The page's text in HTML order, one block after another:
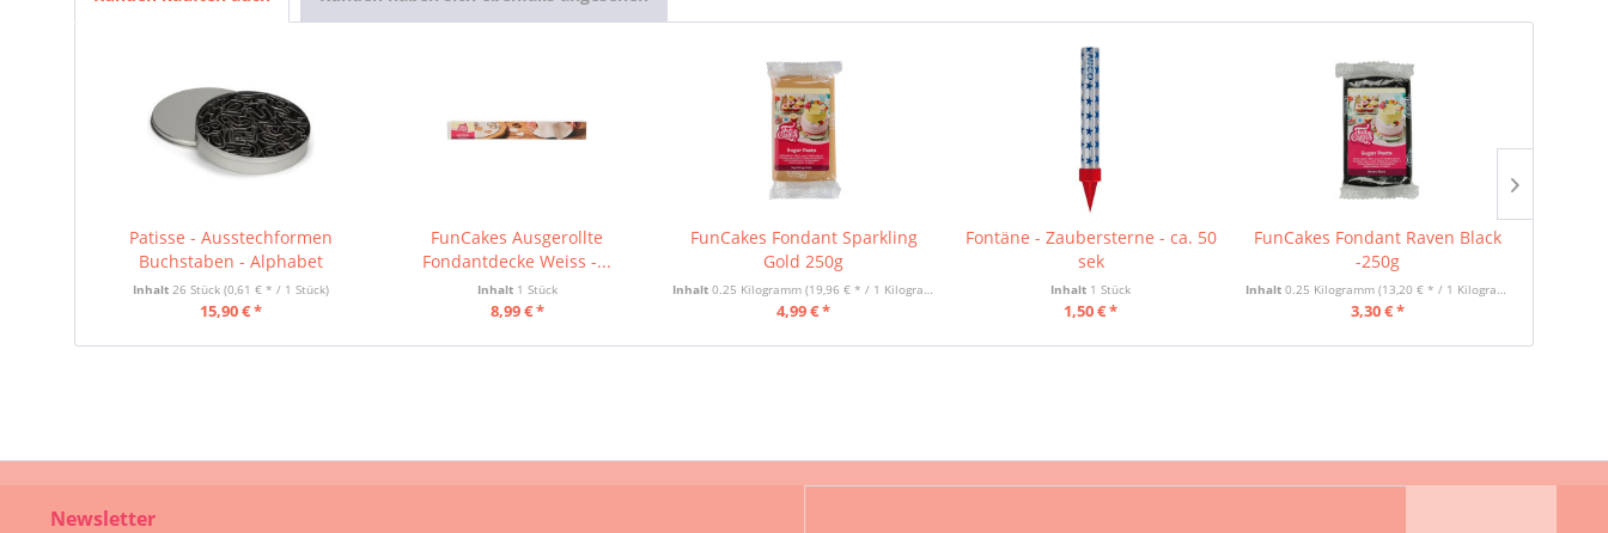
Patisse - Ausstechformen
Buchstaben - Alphabet
Inhalt 26 Stück (0,61 € * / 1 Stück)
15,90 € *
FunCakes Ausgerollte
Fondantdecke Weiss -...
Inhalt 1 Stück
8,99 € *
FunCakes Fondant Sparkling
Gold 250g
Inhalt0.25 Kilogramm(19,96 € * / 1 Kilogramm)
4,99 € *
Fontäne - Zaubersterne - ca. 50
sek
Inhalt 1 Stück
1,50 € *
FunCakes Fondant Raven Black
-250g
Inhalt0.25 Kilogramm(13,20 € * / 1 Kilogramm)
3,30 € *
Newsletter